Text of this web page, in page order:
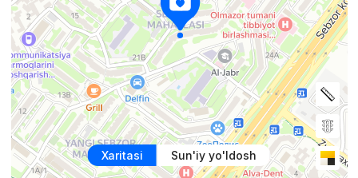
Xaritasi Sun'iy yo'ldosh